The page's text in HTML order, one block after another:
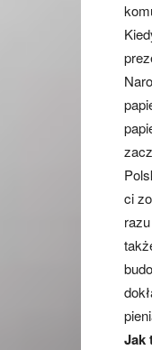
ci
Jak